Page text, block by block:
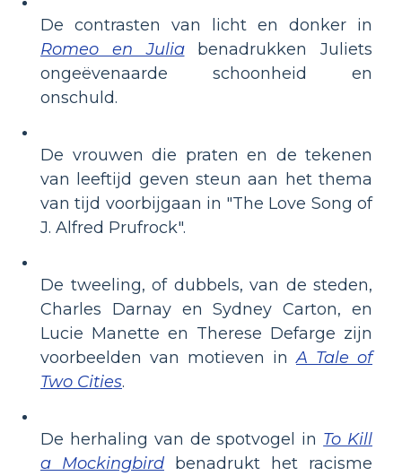
De contrasten van licht en donker in
Romeo en Juliabenadrukken Juliets
ongeëvenaarde schoonheid en
onschuld.
De vrouwen die praten en de tekenen
van leeftijd geven steun aan het thema
van tijd voorbijgaan in "The Love Song of
J. Alfred Prufrock".
De tweeling, of dubbels, van de steden,
Charles Darnay en Sydney Carton, en
Lucie Manette en Therese Defarge zijn
voorbeelden van motieven inA Tale of
Two Cities.
De herhaling van de spotvogel in To Kill
a Mockingbird benadrukt het racisme